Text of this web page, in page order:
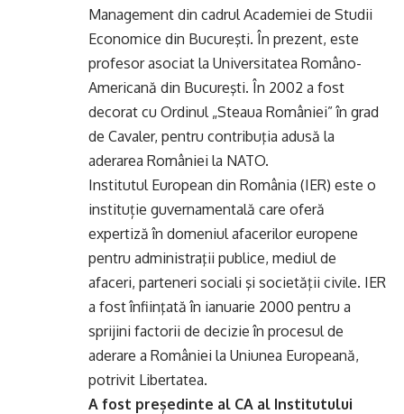
Management din cadrul Academiei de Studii
Economice din Bucureşti. În prezent, este
profesor asociat la Universitatea Româno-
Americană din Bucureşti. În 2002 a fost
decorat cu Ordinul „Steaua României” în grad
de Cavaler, pentru contribuţia adusă la
aderarea României la NATO.
Institutul European din România (IER) este o
instituție guvernamentală care oferă
expertiză în domeniul afacerilor europene
pentru administraţii publice, mediul de
afaceri, parteneri sociali şi societăţii civile. IER
a fost înfiinţată în ianuarie 2000 pentru a
sprijini factorii de decizie în procesul de
aderare a României la Uniunea Europeană,
potrivit Libertatea.
A fost președinte al CA al Institutului